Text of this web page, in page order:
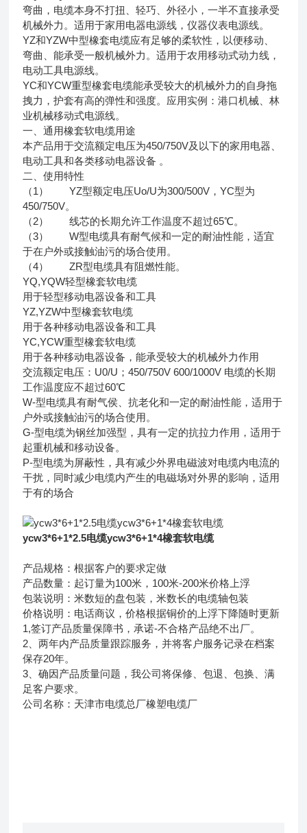
弯曲，电缆本身不打扭、轻巧、外径小，一半不直接承受
机械外力。适用于家用电器电源线，仪器仪表电源线。
YZ和YZW中型橡套电缆应有足够的柔软性，以便移动、
弯曲、能承受一般机械外力。适用于农用移动式动力线，
电动工具电源线。
YC和YCW重型橡套电缆能承受较大的机械外力的自身拖
拽力，护套有高的弹性和强度。应用实例：港口机械、林
业机械移动式电源线。
一、通用橡套软电缆用途
本产品用于交流额定电压为450/750V及以下的家用电器、
电动工具和各类移动电器设备 。
二、使用特性
（1） YZ型额定电压Uo/U为300/500V，YC型为
450/750V。
（2） 线芯的长期允许工作温度不超过65℃。
（3） W型电缆具有耐气候和一定的耐油性能，适宜
于在户外或接触油污的场合使用。
（4） ZR型电缆具有阻燃性能。
YQ,YQW轻型橡套软电缆
用于轻型移动电器设备和工具
YZ,YZW中型橡套软电缆
用于各种移动电器设备和工具
YC,YCW重型橡套软电缆
用于各种移动电器设备，能承受较大的机械外力作用
交流额定电压：U0/U；450/750V 600/1000V 电缆的长期
工作温度应不超过60℃
W-型电缆具有耐气侯、抗老化和一定的耐油性能，适用于
户外或接触油污的场合使用。
G-型电缆为钢丝加强型，具有一定的抗拉力作用，适用于
起重机械和移动设备。
P-型电缆为屏蔽性，具有减少外界电磁波对电缆内电流的
干扰，同时减少电缆内产生的电磁场对外界的影响，适用
于有的场合
ycw3*6+1*2.5电缆ycw3*6+1*4橡套软电缆
产品规格：根据客户的要求定做
产品数量：起订量为100米，100米-200米价格上浮
包装说明：米数短的盘包装，米数长的电缆轴包装
价格说明：电话商议，价格根据铜价的上浮下降随时更新
1,签订产品质量保障书，承诺-不合格产品绝不出厂。
2、两年内产品质量跟踪服务，并将客户服务记录在档案
保存20年。
3、确因产品质量问题，我公司将保修、包退、包换、满
足客户要求。
公司名称：天津市电缆总厂橡塑电缆厂